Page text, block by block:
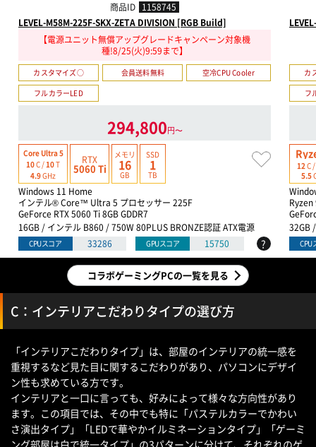
商品ID 1158745
LEVEL-M58M-225F-SKX-ZETA DIVISION [RGB Build]
【電源ユニット無償アップグレードキャンペーン対象機
種!8/25(火)9:59まで】
カスタマイズ○ 会員送料無料
空冷CPU Cooler
フルカラーLED
294,800円〜
Core Ultra 5
10C /10T
4.9GHz
RTX
5060 Ti
メモリ
16
GB
SSD
1
TB
Windows 11 Home
インテル® Core™ Ultra 5 プロセッサー 225F
GeForce RTX 5060 Ti 8GB GDDR7
16GB / インテル B860 / 750W 80PLUS BRONZE認証 ATX電源
CPUスコア 33286 GPUスコア 15750 ?
カ
フ
12 C /
5.5
Ryzen
32GB
CPU
コラボゲーミングPCの一覧を見る
C：インテリアこだわりタイプの選び方
「インテリアこだわりタイプ」は、部屋のインテリアの統一感を
重視するなど見た目に関するこだわりがあり、パソコンにデザイ
ン性も求めている方です。
インテリアと一口に言っても、好みによって様々な方向性があり
ます。この項目では、その中でも特に「パステルカラーでかわい
さ演出タイプ」「LEDで華やかイルミネーションタイプ」「ゲーミ